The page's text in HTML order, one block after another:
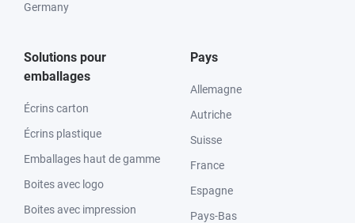
Germany
Solutions pour
emballages
Écrins carton
Écrins plastique
Emballages haut de gamme
Boites avec logo
Boites avec impression
Pays
Allemagne
Autriche
Suisse
France
Espagne
Pays-Bas